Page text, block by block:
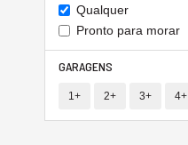
Qualquer
Pronto para morar
GARAGENS
1+ 2+ 3+ 4+